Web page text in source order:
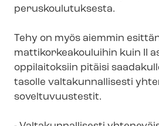
pe­rus­kou­lu­tuk­ses­ta.
Tehy on myös aiemmin
mat­ti­kor­kea­kou­lui­hin kuin II
oppilaitoksiin pitäisi
tasolle val­ta­kun­nal­li­ses­ti
soveltuvuustestit.